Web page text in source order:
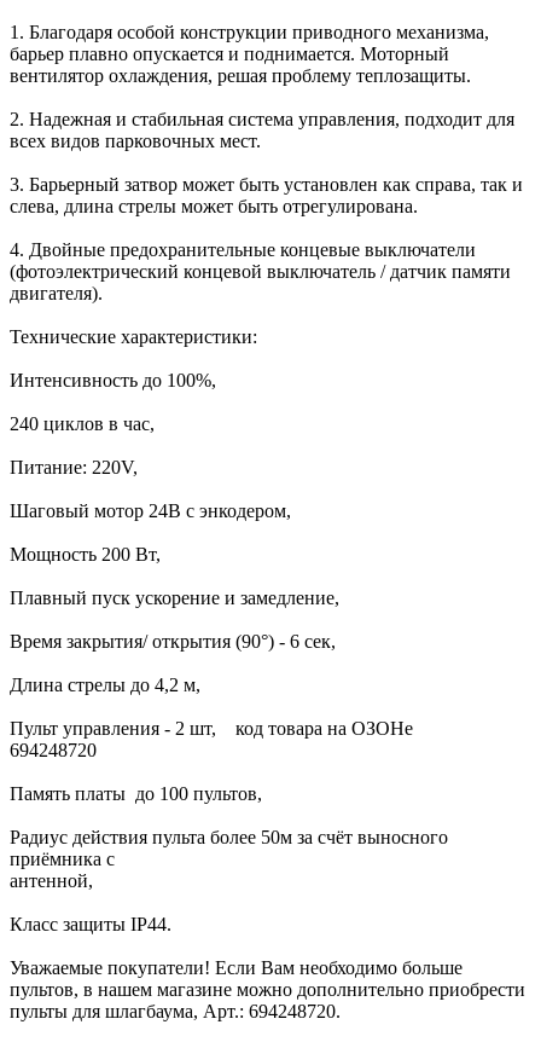
1. Благодаря особой конструкции приводного механизма,
барьер плавно опускается и поднимается. Моторный
вентилятор охлаждения, решая проблему теплозащиты.
2. Надежная и стабильная система управления, подходит для
всех видов парковочных мест.
3. Барьерный затвор может быть установлен как справа, так и
слева, длина стрелы может быть отрегулирована.
4. Двойные предохранительные концевые выключатели
(фотоэлектрический концевой выключатель / датчик памяти
двигателя).
Технические характеристики:
Интенсивность до 100%,
240 циклов в час,
Питание: 220V,
Шаговый мотор 24В с энкодером,
Мощность 200 Вт,
Плавный пуск ускорение и замедление,
Время закрытия/ открытия (90°) - 6 сек,
Длина стрелы до 4,2 м,
Пульт управления - 2 шт, код товара на ОЗОНе
Память платы до 100 пультов,
Радиус действия пульта более 50м за счёт выносного
приёмника с
Класс защиты IP44.
Уважаемые покупатели! Если Вам необходимо больше
пультов, в нашем магазине можно дополнительно приобрести
пульты для шлагбаума, Арт.: 694248720.